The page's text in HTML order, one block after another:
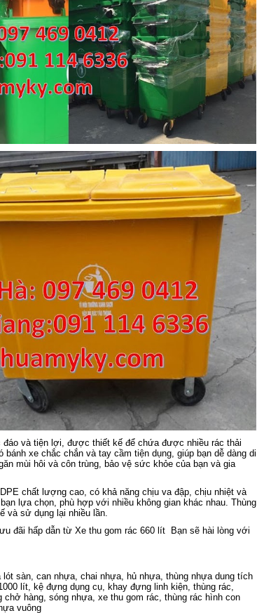
đáo và tiện lợi, được thiết kế để chứa được nhiều rác thải
xe chắc chắn và tay cầm tiện dụng, giúp bạn dễ dàng di
mùi hôi và côn trùng, bảo vệ sức khỏe của bạn và gia
chất lượng cao, có khả năng chịu va đập, chịu nhiệt và
lựa chọn, phù hợp với nhiều không gian khác nhau. Thùng
và sử dụng lại nhiều lần.
đãi hấp dẫn từ Xe thu gom rác 660 lít Bạn sẽ hài lòng với
lót sàn, can nhựa, chai nhựa, hủ nhựa, thùng nhựa dung tích
lít, kệ đựng dụng cụ, khay đựng linh kiện, thùng rác,
chở hàng, sóng nhựa, xe thu gom rác, thùng rác hình con
vuông